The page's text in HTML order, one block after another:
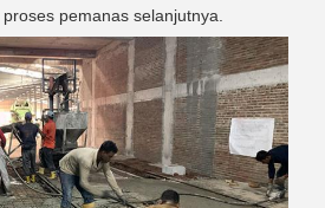
pemanas selanjutnya.